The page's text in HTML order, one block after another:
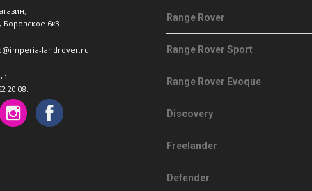
Боровское 6к3
landrover.ru
20 08.
Range Rover
Range Rover Sport
Range Rover Evoque
Discovery
Freelander
Defender